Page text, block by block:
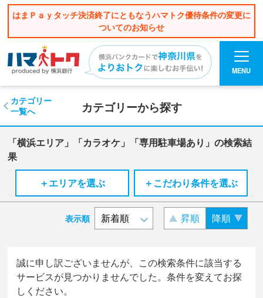
はまＰａｙタッチ決済終了にともなうハマトク優待条件の変更に
ついてのお知らせ
MENU
カテゴリーから探す
カテゴリー
一覧へ
「横浜エリア」「カラオケ」「専用駐車場あり」の検索結
果
＋エリアを選ぶ
＋こだわり条件を選ぶ
表示順 昇順 降順
誠に申し訳ございませんが、この検索条件に該当する
サービスが見つかりませんでした。条件を変えてお探
しください。